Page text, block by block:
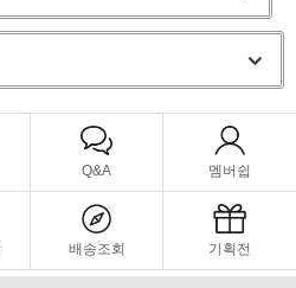
Q&A 멤버쉽
배송조회 기획전